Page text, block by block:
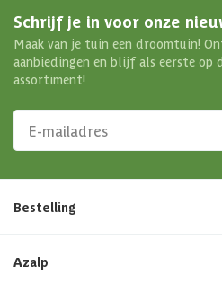
Schrijf je in voor onze
Maak van je tuin een droomtuin!
aanbiedingen en blijf als eerste op
assortiment!
Bestelling
Azalp